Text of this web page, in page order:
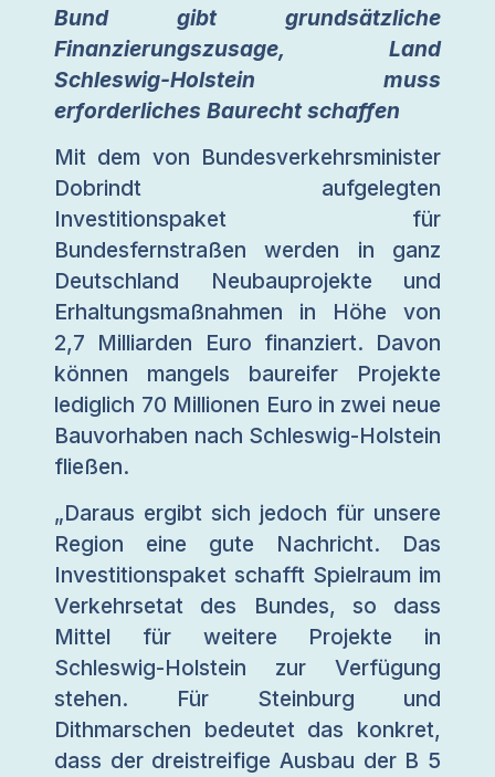
Bund gibt grundsätzliche
Finanzierungszusage, Land
Schleswig-Holstein muss
erforderliches Baurecht schaffen
Mit dem von Bundesverkehrsminister
Dobrindt aufgelegten
Investitionspaket für
Bundesfernstraßen werden in ganz
Deutschland Neubauprojekte und
Erhaltungsmaßnahmen in Höhe von
2,7 Milliarden Euro finanziert. Davon
können mangels baureifer Projekte
lediglich 70 Millionen Euro in zwei neue
Bauvorhaben nach Schleswig-Holstein
fließen.
„Daraus ergibt sich jedoch für unsere
Region eine gute Nachricht. Das
Investitionspaket schafft Spielraum im
Verkehrsetat des Bundes, so dass
Mittel für weitere Projekte in
Schleswig-Holstein zur Verfügung
stehen. Für Steinburg und
Dithmarschen bedeutet das konkret,
dass der dreistreifige Ausbau der B 5